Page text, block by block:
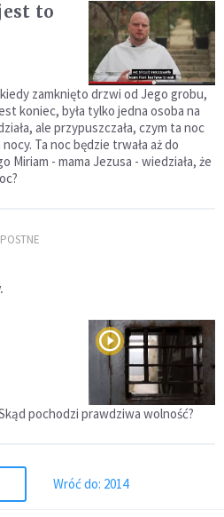
to
zamknięto drzwi od Jego grobu,
koniec, była tylko jedna osoba na
ale przypuszczała, czym ta noc
Ta noc będzie trwała aż do
Miriam - mama Jezusa - wiedziała, że
pochodzi prawdziwa wolność?
Wróć do: 2014